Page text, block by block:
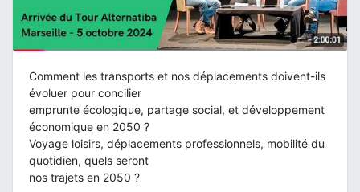
Comment les transports et nos déplacements doivent-ils
évoluer pour concilier
emprunte écologique, partage social, et développement
économique en 2050 ?
Voyage loisirs, déplacements professionnels, mobilité du
quotidien, quels seront
nos trajets en 2050 ?